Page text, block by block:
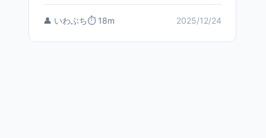
👤 いわぶち⏱️ 18m 2025/12/24